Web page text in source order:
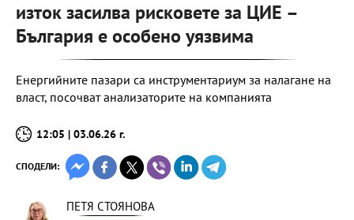
изток засилва рисковете за ЦИЕ –
България е особено уязвима
Енергийните пазари са инструментариум за налагане на
власт, посочват анализаторите на компанията
12:05 | 03.06.26 г.
СПОДЕЛИ:
ПЕТЯ СТОЯНОВА